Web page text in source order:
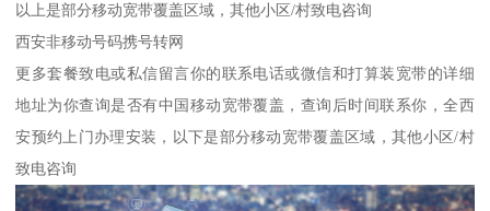
以上是部分移动宽带覆盖区域，其他小区/村致电咨询
西安非移动号码携号转网
更多套餐致电或私信留言你的联系电话或微信和打算装宽带的详细
地址为你查询是否有中国移动宽带覆盖，查询后时间联系你，全西
安预约上门办理安装，以下是部分移动宽带覆盖区域，其他小区/村
致电咨询